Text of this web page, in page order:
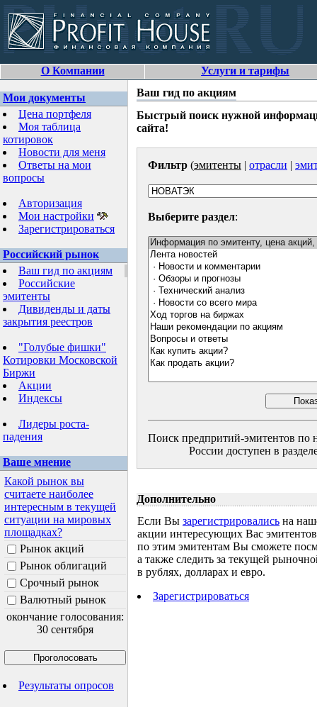
О Компании Услуги и тарифы
Мои документы
Цена портфеля
Моя таблица
котировок
Новости для меня
Ответы на мои
вопросы
Авторизация
Мои настройки
Зарегистрироваться
Российский рынок
Ваш гид по акциям
Российские
эмитенты
Дивиденды и даты
закрытия реестров
"Голубые фишки"
Котировки Московской
Биржи
Акции
Индексы
Лидеры роста-
падения
Ваше мнение
Какой рынок вы
считаете наиболее
интересным в текущей
ситуации на мировых
площадках?
Рынок акций
Рынок облигаций
Срочный рынок
Валютный рынок
окончание голосования:
30 сентября
Результаты опросов
Ваш гид по акциям
Быстрый поиск нужной
сайта!
Фильтр (эмитенты | отрасли |
Выберите раздел:
Поиск предпритий-эмитентов по
России доступен в
Дополнительно
Если Вы зарегистрировались на
акции интересующих Вас
по этим эмитентам Вы сможете
а также следить за текущей
в рублях, долларах и евро.
Зарегистрироваться